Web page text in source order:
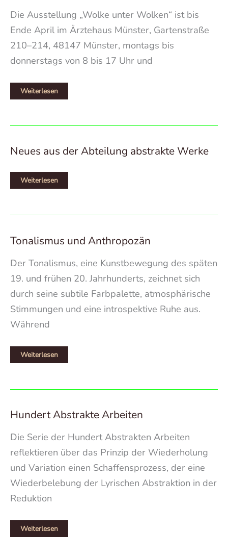
Die Ausstellung „Wolke unter Wolken“ ist bis
Ende April im Ärztehaus Münster, Gartenstraße
210–214, 48147 Münster, montags bis
donnerstags von 8 bis 17 Uhr und
Pressemitteilung
Wolken“
Westfalen-
Lippe
Weiterlesen
Neues aus der Abteilung abstrakte Werke
Neues
aus
Werke
Weiterlesen
Tonalismus und Anthropozän
Der Tonalismus, eine Kunstbewegung des späten
19. und frühen 20. Jahrhunderts, zeichnet sich
durch seine subtile Farbpalette, atmosphärische
Stimmungen und eine introspektive Ruhe aus.
Während
Tonalismus
Weiterlesen
Hundert Abstrakte Arbeiten
Die Serie der Hundert Abstrakten Arbeiten
reflektieren über das Prinzip der Wiederholung
und Variation einen Schaffensprozess, der eine
Wiederbelebung der Lyrischen Abstraktion in der
Reduktion
Hundert
Weiterlesen